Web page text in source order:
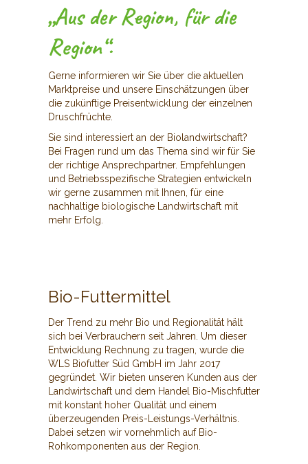
„Aus der Region, für die
Region“.
Gerne informieren wir Sie über die aktuellen
Marktpreise und unsere Einschätzungen über
die zukünftige Preisentwicklung der einzelnen
Druschfrüchte.
Sie sind interessiert an der Biolandwirtschaft?
Bei Fragen rund um das Thema sind wir für Sie
der richtige Ansprechpartner. Empfehlungen
und Betriebsspezifische Strategien entwickeln
wir gerne zusammen mit Ihnen, für eine
nachhaltige biologische Landwirtschaft mit
mehr Erfolg.
Bio-Futtermittel
Der Trend zu mehr Bio und Regionalität hält
sich bei Verbrauchern seit Jahren. Um dieser
Entwicklung Rechnung zu tragen, wurde die
WLS Biofutter Süd GmbH im Jahr 2017
gegründet. Wir bieten unseren Kunden aus der
Landwirtschaft und dem Handel Bio-Mischfutter
mit konstant hoher Qualität und einem
überzeugenden Preis-Leistungs-Verhältnis.
Dabei setzen wir vornehmlich auf Bio-
Rohkomponenten aus der Region.